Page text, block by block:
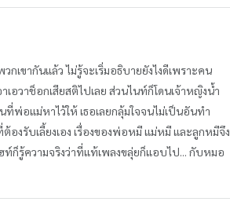
เขากันแล้ว ไม่รู้จะเริ่มอธิบายยังไงดีเพราะคน
เอวาช็อกเสียสติไปเลย ส่วนไนท์ก็โดนเจ้าหญิงน้ำ
พ่อแม่หาไว้ให้ เธอเลยกลุ้มใจจนไม่เป็นอันทำ
องรับเลี้ยงเอง เรื่องของพ่อหมี แม่หมี และลูกหมีจึง
ท์ก็รู้ความจริงว่าที่แท้เพลงขลุ่ยก็แอบไป... กับหมอ